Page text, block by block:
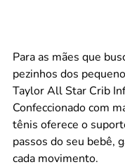
Para as mães que
pezinhos dos
Taylor All Star Crib
Confeccionado com
tênis oferece o
passos do seu bebê,
cada movimento.